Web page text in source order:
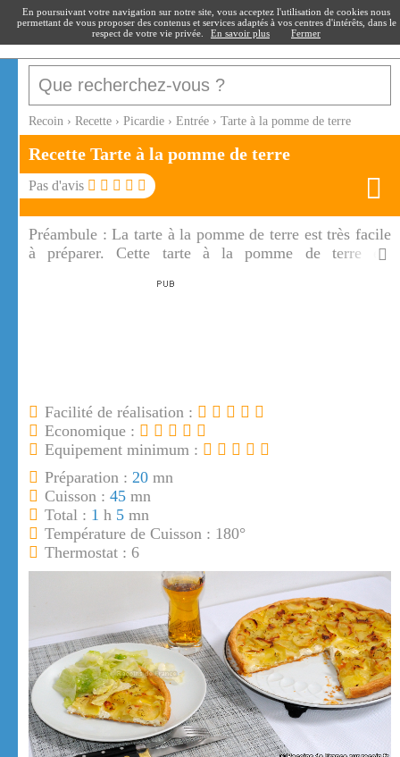
recoin.fr
Recoin › Recette › Picardie › Entrée › Tarte à la pomme de terre
Recette Tarte à la pomme de terre
Pas d'avis
Préambule :La tarte à la pomme de terre est très facile
à préparer. Cette tarte à la pomme de terre est
Facilité de réalisation :
Economique :
Equipement minimum :
Préparation : 20 mn
Cuisson : 45 mn
Total : 1 h 5 mn
Température de Cuisson : 180°
Thermostat : 6
En poursuivant votre navigation sur notre site, vous acceptez l'utilisation de cookies nous
permettant de vous proposer des contenus et services adaptés à vos centres d'intérêts, dans le
respect de votre vie privée.
En savoir plus Fermer